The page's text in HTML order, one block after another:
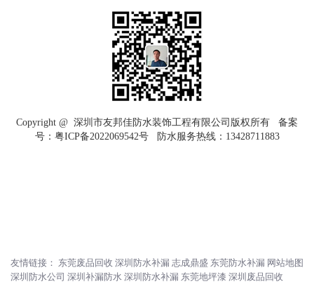
Copyright @ 深圳市友邦佳防水装饰工程有限公司版权所有 备案
号： 粤ICP备2022069542号防水服务热线： 13428711883
友情链接： 东莞废品回收 深圳防水补漏 志成鼎盛 东莞防水补漏 网站地图
深圳防水公司 深圳补漏防水 深圳防水补漏 东莞地坪漆 深圳废品回收